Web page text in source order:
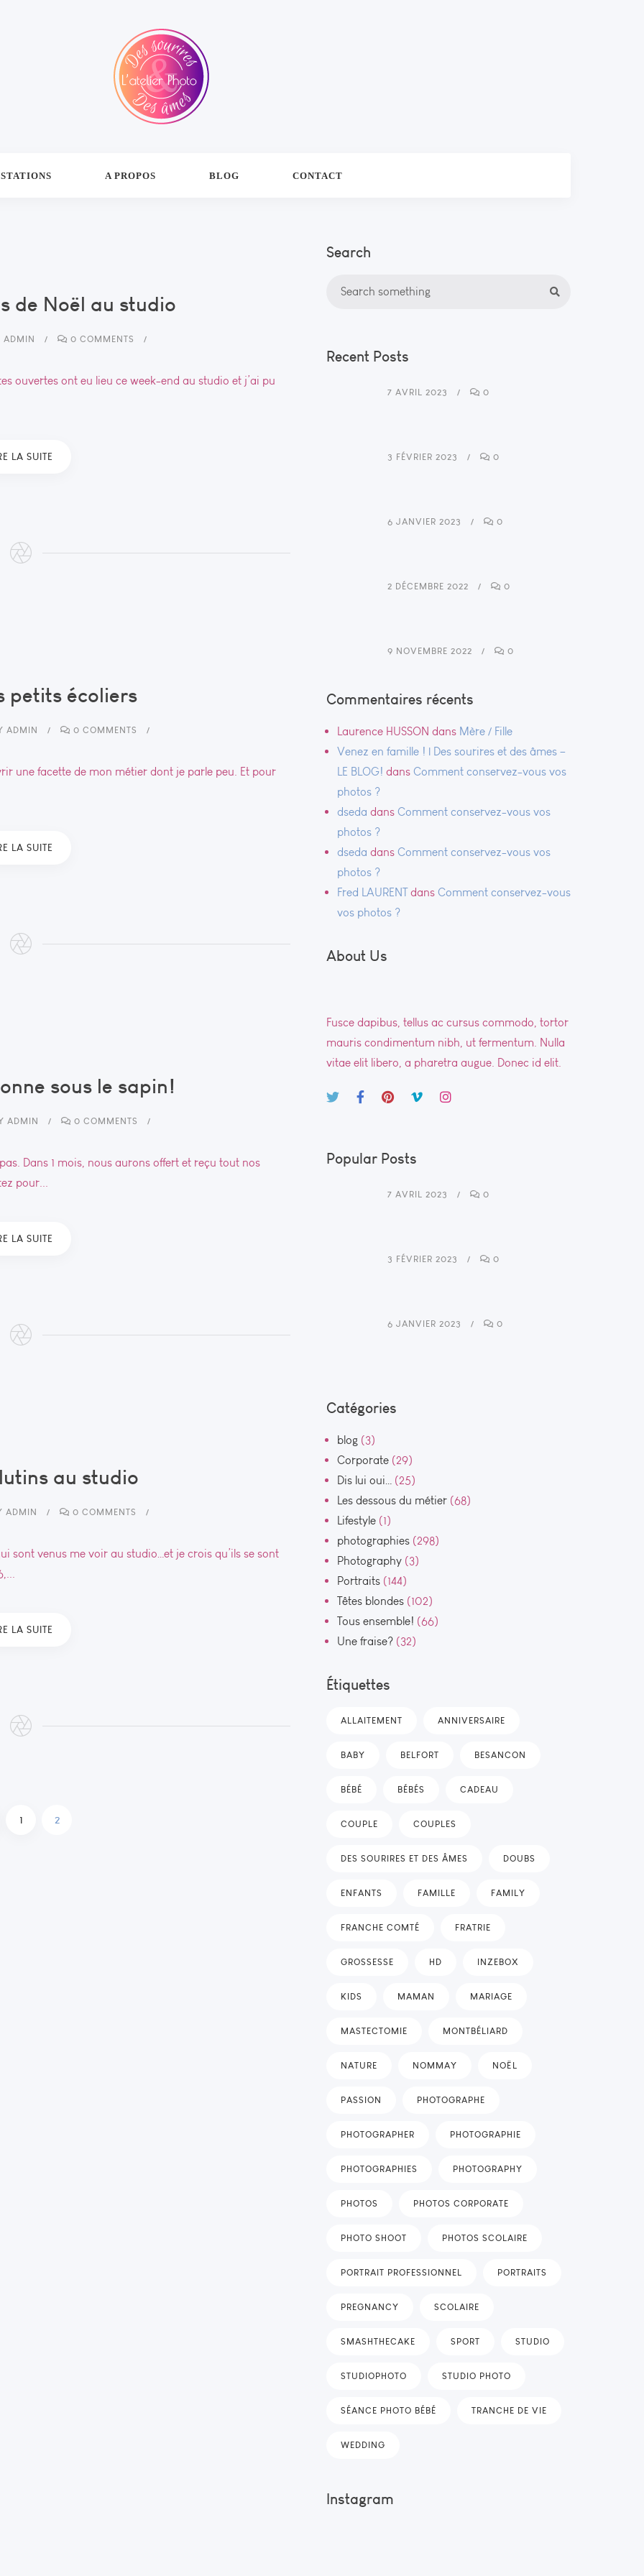
A PROPOS BLOG CONTACT
de Noël au studio
ADMIN 0 COMMENTS
ouvertes ont eu lieu ce week-end au studio et j’ai pu
LA SUITE
petits écoliers
ADMIN 0 COMMENTS
une facette de mon métier dont je parle peu. Et pour
LA SUITE
sous le sapin!
ADMIN 0 COMMENTS
Dans 1 mois, nous aurons offert et reçu tout nos
pour...
LA SUITE
au studio
ADMIN 0 COMMENTS
sont venus me voir au studio…et je crois qu’ils se sont
LA SUITE
1 2
Search
Recent Posts
7 AVRIL 2023 0
3 FÉVRIER 2023 0
6 JANVIER 2023 0
2 DÉCEMBRE 2022 0
9 NOVEMBRE 2022 0
Commentaires récents
Laurence HUSSON dans Mère / Fille
Venez en famille ! | Des sourires et des âmes –
LE BLOG! dans Comment conservez-vous vos
photos ?
dseda dans Comment conservez-vous vos
photos ?
dseda dans Comment conservez-vous vos
photos ?
Fred LAURENTdans Comment conservez-vous
vos photos ?
About Us
Fusce dapibus, tellus ac cursus commodo, tortor
mauris condimentum nibh, ut fermentum. Nulla
vitae elit libero, a pharetra augue. Donec id elit.
Popular Posts
7 AVRIL 2023 0
3 FÉVRIER 2023 0
6 JANVIER 2023 0
Catégories
blog (3)
Corporate (29)
Dis lui oui… (25)
Les dessous du métier (68)
Lifestyle (1)
photographies (298)
Photography (3)
Portraits (144)
Têtes blondes (102)
Tous ensemble! (66)
Une fraise? (32)
Étiquettes
ALLAITEMENT ANNIVERSAIRE
BABY BELFORT BESANCON
BÉBÉ BÉBÉS CADEAU
COUPLE COUPLES
DES SOURIRES ET DES ÂMES DOUBS
ENFANTS FAMILLE FAMILY
FRANCHE COMTÉ FRATRIE
GROSSESSE HD INZEBOX
KIDS MAMAN MARIAGE
MASTECTOMIE MONTBÉLIARD
NATURE NOMMAY NOËL
PASSION PHOTOGRAPHE
PHOTOGRAPHER PHOTOGRAPHIE
PHOTOGRAPHIES PHOTOGRAPHY
PHOTOS PHOTOS CORPORATE
PHOTO SHOOT PHOTOS SCOLAIRE
PORTRAIT PROFESSIONNEL PORTRAITS
PREGNANCY SCOLAIRE
SMASHTHECAKE SPORT STUDIO
STUDIOPHOTO STUDIO PHOTO
SÉANCE PHOTO BÉBÉ TRANCHE DE VIE
WEDDING
Instagram